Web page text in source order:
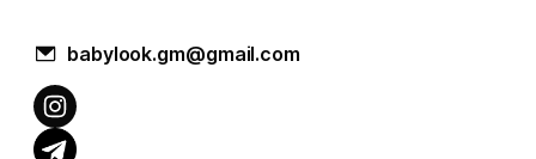
babylook.gm@gmail.com